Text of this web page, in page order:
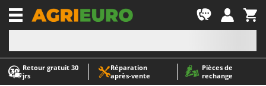
Retour gratuit 30
jrs
Réparation
après‑vente
Pièces de
rechange
-1
A
Abris de jardin
A